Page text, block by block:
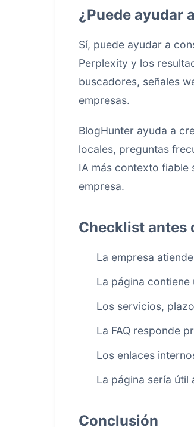
¿Puede ayudar
Sí, puede ayudar a
Perplexity y los
buscadores, señales
empresas.
BlogHunter ayuda a
locales, preguntas
IA más contexto fiable
empresa.
Checklist antes
La empresa
La página
Los servicios,
La FAQ responde
Los enlaces
La página sería
Conclusión